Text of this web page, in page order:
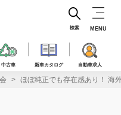
中古車 新車カタログ 自動車求人
検索 MENU
ほぼ純正でも存在感あり！ 海